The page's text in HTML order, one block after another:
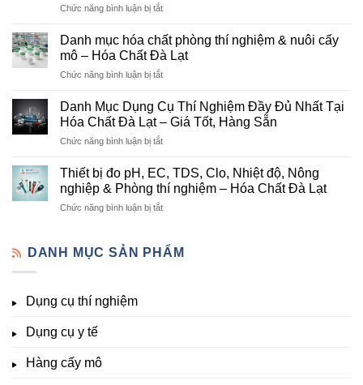
Đơn
Cung
Cấp
Hóa
Chất
Thiết
Nghiệm
Tín
Tại
Chức năng bình luận bị tắtở
mục
hóa
chất
nông
tại
Đà
–
Chất
Đà
đầy
lượng,
Danh mục hóa chất phòng thí nghiệm & nuôi cấy
mô – Hóa Chất Đà Lạt
Chức năng bình luận bị tắtở
mục
hóa
chất
phòng
nghiệm
&
cấy
Hóa
Danh Mục Dụng Cụ Thí Nghiệm Đầy Đủ Nhất Tại
Hóa Chất Đà Lạt – Giá Tốt, Hàng Sẵn
Chức năng bình luận bị tắtở
Mục
Dụng
Cụ
Thí
Đủ
Thiết bị đo pH, EC, TDS, Clo, Nhiệt độ, Nông
nghiệp & Phòng thí nghiệm – Hóa Chất Đà Lạt
Chức năng bình luận bị tắtở
đo
DANH MỤC SẢN PHẨM
Dụng cụ thí nghiệm
Dụng cụ y tế
Hàng cấy mô